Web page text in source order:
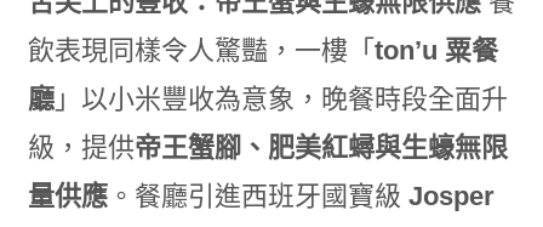
飲表現同樣令人驚豔，一樓「 ton’u 粟餐
廳」以小米豐收為意象，晚餐時段全面升
級，提供帝王蟹腳、肥美紅蟳與生蠔無限
量供應。餐廳引進西班牙國寶級 Josper